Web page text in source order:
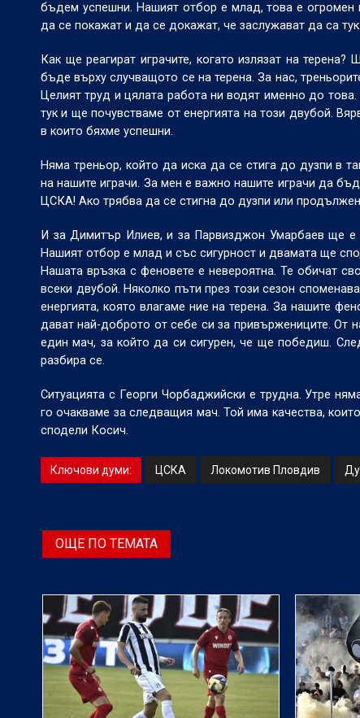
бъдем успешни. Нашият отбор е млад, това е огромен
да се покажат и да се докажат, че заслужават да са
Как ще реагират играчите, когато излязат на
бъде върху случващото се на терена. За нас,
Целият труд и цялата работа ни водят именно до
тук и ще почувстваме от енергията на този двубой.
в които бяхме успешни.
Няма треньор, който да иска да се стига до дузпи в
на нашите играчи. За мен е важно нашите играчи да
ЦСКА! Ако трябва да се стигна до дузпи или
И за Димитър Илиев, и за Парвизджон Умарбаев ще е
Нашият отбор е млад и със сигурност и двамата ще
Нашата връзка с феновете е невероятна. Те обичат
всеки двубой. Няколко пъти през този сезон
енергията, която влагаме ние на терена. За нашите
дават най-доброто от себе си за привържениците. От
един мач, за който да си сигурен, че ще победиш.
разбира се.
Ситуацията с Георги Чорбаджийски е трудна. Утре
го очакваме за следващия мач. Той има качества,
сподели Косич.
Ключови думи: ЦСКА Локомотив Пловдив
ОЩЕ ПО ТЕМАТА